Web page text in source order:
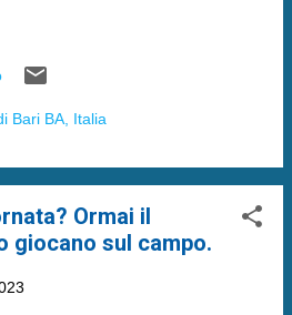
Bari BA, Italia
Ormai il
giocano sul campo.